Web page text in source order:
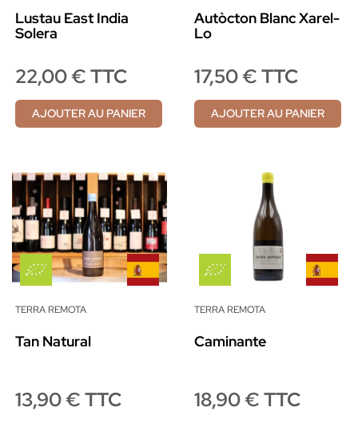
Lustau East India
Solera
22,00 € TTC
AJOUTER AU PANIER
Autòcton Blanc Xarel-
Lo
17,50 € TTC
AJOUTER AU PANIER
TERRA REMOTA
Tan Natural
13,90 € TTC
TERRA REMOTA
Caminante
18,90 € TTC